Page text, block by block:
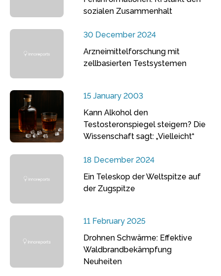
sozialen Zusammenhalt
30 December 2024
Arzneimittelforschung mit
zellbasierten Testsystemen
15 January 2003
Kann Alkohol den
Testosteronspiegel steigern? Die
Wissenschaft sagt: „Vielleicht“
18 December 2024
Ein Teleskop der Weltspitze auf
der Zugspitze
11 February 2025
Drohnen Schwärme: Effektive
Waldbrandbekämpfung
Neuheiten